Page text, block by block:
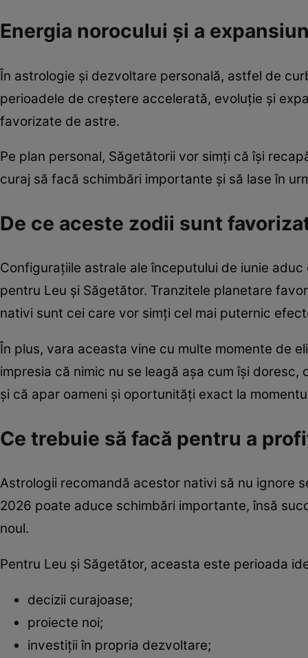
Energia norocului și a
În astrologie și dezvoltare personală, astfel de
perioadele de creștere accelerată, evoluție și
favorizate de astre.
Pe plan personal, Săgetătorii vor simți că își
curaj să facă schimbări importante și să lase în
De ce aceste zodii sunt
Configurațiile astrale ale începutului de iunie
pentru Leu și Săgetător. Tranzitele planetare
nativi sunt cei care vor simți cel mai puternic
În plus, vara aceasta vine cu multe momente de
impresia că nimic nu se leagă așa cum își
și că apar oameni și oportunități exact la
Ce trebuie să facă pentru a
Astrologii recomandă acestor nativi să nu ignore
2026 poate aduce schimbări importante, însă
noul.
Pentru Leu și Săgetător, aceasta este perioada
decizii curajoase;
proiecte noi;
investiții în propria dezvoltare;